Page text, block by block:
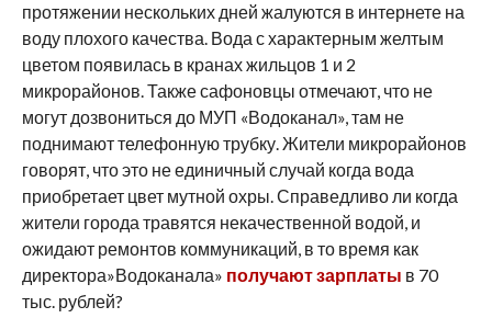
протяжении нескольких дней жалуются в интернете на
воду плохого качества. Вода с характерным желтым
цветом появилась в кранах жильцов 1 и 2
микрорайонов. Также сафоновцы отмечают, что не
могут дозвониться до МУП «Водоканал», там не
поднимают телефонную трубку. Жители микрорайонов
говорят, что это не единичный случай когда вода
приобретает цвет мутной охры. Справедливо ли когда
жители города травятся некачественной водой, и
ожидают ремонтов коммуникаций, в то время как
директора»Водоканала» получают зарплаты в 70
тыс. рублей?